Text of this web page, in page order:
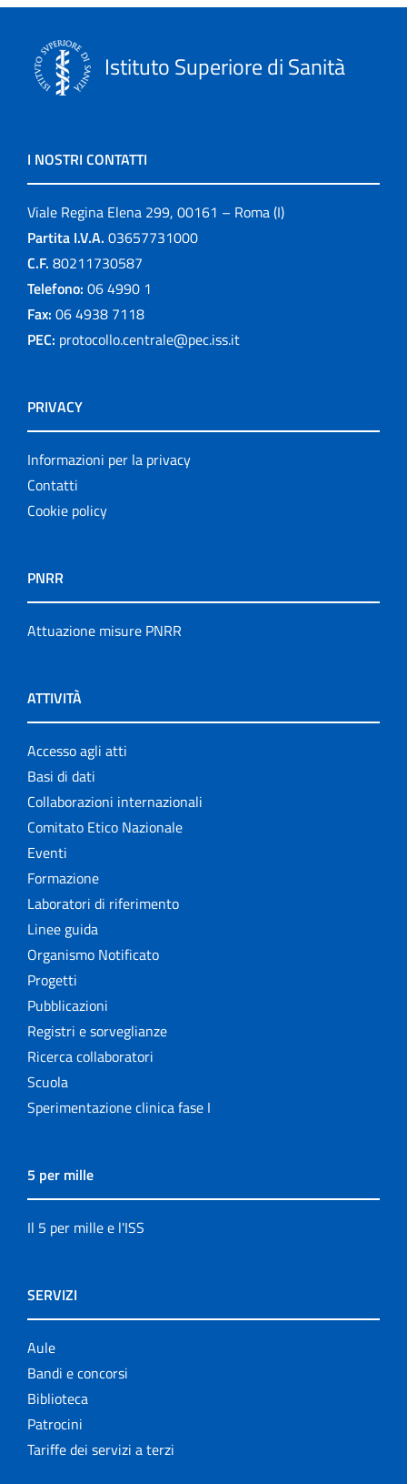
Istituto Superiore di Sanità
I NOSTRI CONTATTI
Viale Regina Elena 299, 00161 – Roma (I)
Partita I.V.A. 03657731000
C.F. 80211730587
Telefono: 06 4990 1
Fax: 06 4938 7118
PEC: protocollo.centrale@pec.iss.it
PRIVACY
Informazioni per la privacy
Contatti
Cookie policy
PNRR
Attuazione misure PNRR
ATTIVITÀ
Accesso agli atti
Basi di dati
Collaborazioni internazionali
Comitato Etico Nazionale
Eventi
Formazione
Laboratori di riferimento
Linee guida
Organismo Notificato
Progetti
Pubblicazioni
Registri e sorveglianze
Ricerca collaboratori
Scuola
Sperimentazione clinica fase I
5 per mille
Il 5 per mille e l'ISS
SERVIZI
Aule
Bandi e concorsi
Biblioteca
Patrocini
Tariffe dei servizi a terzi